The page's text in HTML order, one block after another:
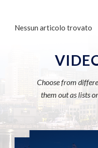
Nessun articolo trovato
Choose from
them out as lists